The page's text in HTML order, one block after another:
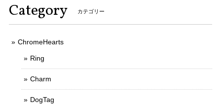
Category カテゴリー
ChromeHearts
Ring
Charm
DogTag